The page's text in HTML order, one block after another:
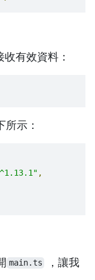
有效資料：
示：
,
main.ts
，讓我